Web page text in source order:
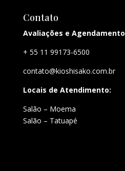
Contato
Avaliações e Agendamento
+ 55 11 99173-6500
contato@kioshisako.com.br
Locais de Atendimento:
Salão – Moema
Salão – Tatuapé